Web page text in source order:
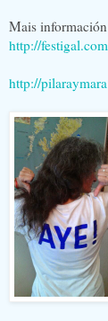
Mais
http://
http://